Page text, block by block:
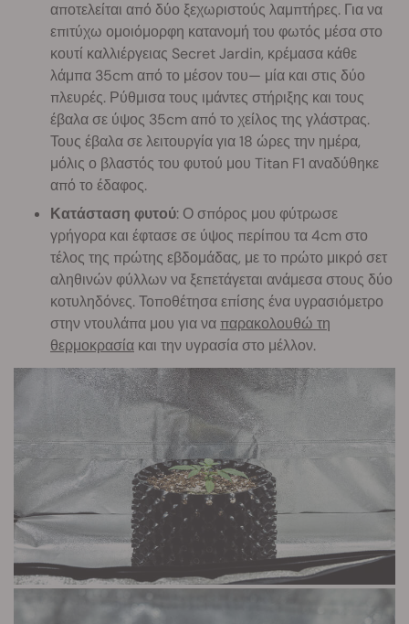
αποτελείται από δύο ξεχωριστούς λαμπτήρες. Για να
επιτύχω ομοιόμορφη κατανομή του φωτός μέσα στο
κουτί καλλιέργειας Secret Jardin, κρέμασα κάθε
λάμπα 35cm από το μέσον του— μία και στις δύο
πλευρές. Ρύθμισα τους ιμάντες στήριξης και τους
έβαλα σε ύψος 35cm από το χείλος της γλάστρας.
Τους έβαλα σε λειτουργία για 18 ώρες την ημέρα,
μόλις ο βλαστός του φυτού μου Titan F1 αναδύθηκε
από το έδαφος.
Κατάσταση φυτού: Ο σπόρος μου φύτρωσε
γρήγορα και έφτασε σε ύψος περίπου τα 4cm στο
τέλος της πρώτης εβδομάδας, με το πρώτο μικρό σετ
αληθινών φύλλων να ξεπετάγεται ανάμεσα στους δύο
κοτυληδόνες. Τοποθέτησα επίσης ένα υγρασιόμετρο
στην ντουλάπα μου για να παρακολουθώ τη
θερμοκρασία και την υγρασία στο μέλλον.